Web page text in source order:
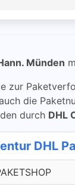
Münden
zur
die
durch DHL
DHL